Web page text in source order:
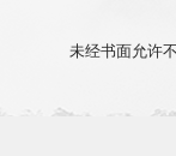
未经书面允许